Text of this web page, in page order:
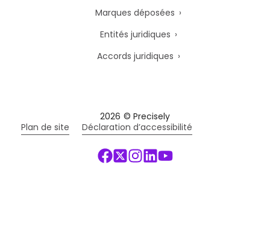
Marques déposées
Entités juridiques
Accords juridiques
2026 © Precisely
Plan de site
Déclaration d’accessibilité